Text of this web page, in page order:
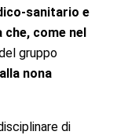
sanitario e
che, come nel
gruppo
nona
di